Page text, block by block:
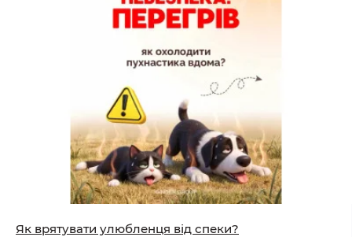
Як врятувати улюбленця від спеки?